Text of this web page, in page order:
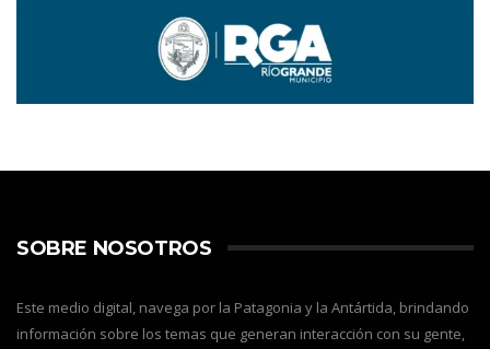
SOBRE NOSOTROS
Este medio digital, navega por la Patagonia y la Antártida, brindando
información sobre los temas que generan interacción con su gente,